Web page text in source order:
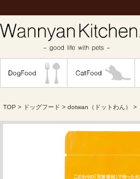
TOP > ドッグフード > dotwan（ドットわん） >